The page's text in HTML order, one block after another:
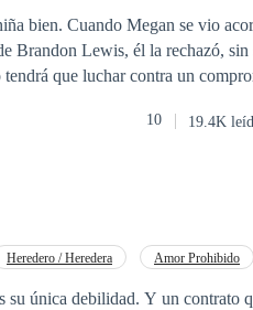
por la
Brandon Lewis, él la rechazó, sin
10 19.4K
Heredero / Heredera Amor Prohibido
única debilidad. Y un contrato